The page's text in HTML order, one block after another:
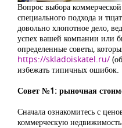
Вопрос выбора
специального подхода и
довольно хлопотное дело,
успех вашей компании или
определенные советы,
https://skladoiskatel.ru/
избежать типичных ошибок.
Совет №1: рыночная
Сначала ознакомитесь с
коммерческую